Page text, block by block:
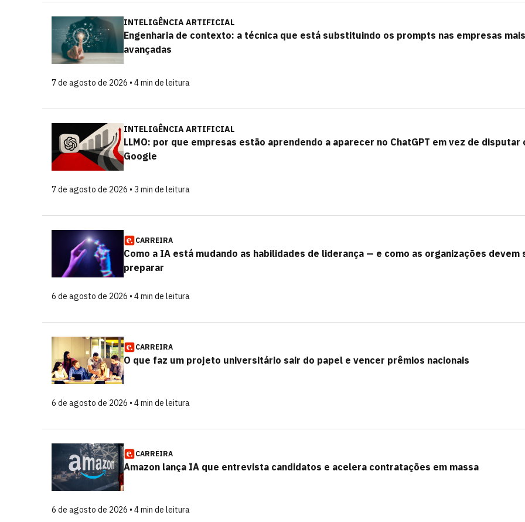
INTELIGÊNCIA ARTIFICIAL
Engenharia de contexto: a técnica que está substituindo os prompts nas empresas mais
avançadas
7 de agosto de 2026 • 4 min de leitura
INTELIGÊNCIA ARTIFICIAL
LLMO: por que empresas estão aprendendo a aparecer no ChatGPT em vez de disputar
Google
7 de agosto de 2026 • 3 min de leitura
CARREIRA
Como a IA está mudando as habilidades de liderança — e como as organizações devem
preparar
6 de agosto de 2026 • 4 min de leitura
CARREIRA
O que faz um projeto universitário sair do papel e vencer prêmios nacionais
6 de agosto de 2026 • 4 min de leitura
CARREIRA
Amazon lança IA que entrevista candidatos e acelera contratações em massa
6 de agosto de 2026 • 4 min de leitura